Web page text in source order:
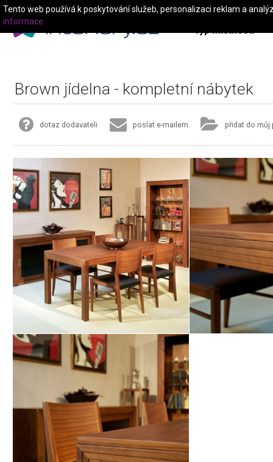
Typ místnosti
Brown jídelna - kompletní nábytek
dotaz dodavateli poslat e-mailem přidat do můj
Tento web používá k poskytování služeb, personalizaci reklam a
informace